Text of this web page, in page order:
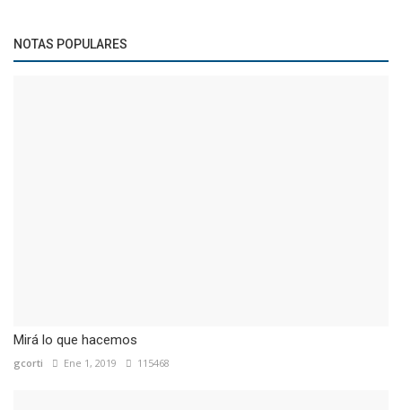
NOTAS POPULARES
Mirá lo que hacemos
gcorti Ene 1, 2019 115468